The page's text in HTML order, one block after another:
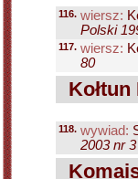
116. wiersz:
Polski
117. wiersz:
80
118. wywiad:
2003 nr